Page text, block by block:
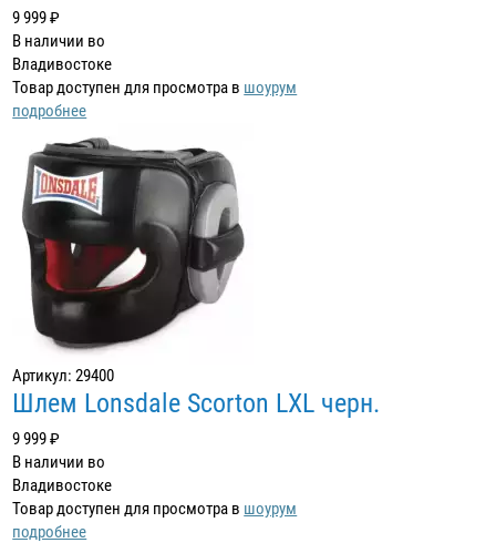
9 999 ₽
В наличии во
Владивостоке
Товар доступен для просмотра в шоурум
подробнее
Артикул: 29400
Шлем Lonsdale Scorton LXL черн.
9 999 ₽
В наличии во
Владивостоке
Товар доступен для просмотра в шоурум
подробнее